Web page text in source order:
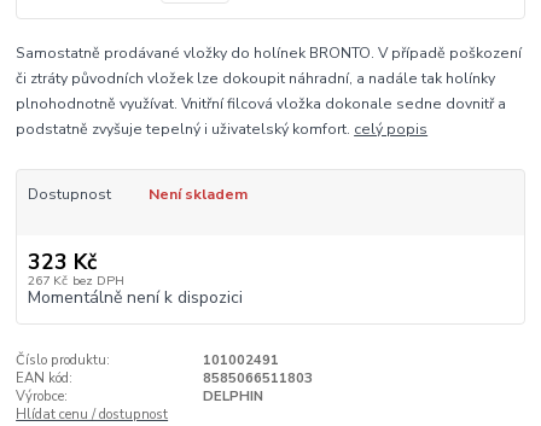
Samostatně prodávané vložky do holínek BRONTO. V případě poškození
či ztráty původních vložek lze dokoupit náhradní, a nadále tak holínky
plnohodnotně využívat. Vnitřní filcová vložka dokonale sedne dovnitř a
podstatně zvyšuje tepelný i uživatelský komfort. celý popis
Dostupnost Není skladem
323 Kč
267 Kč bez DPH
Momentálně není k dispozici
Číslo produktu:
101002491
EAN kód:
8585066511803
Výrobce:
DELPHIN
Hlídat cenu / dostupnost